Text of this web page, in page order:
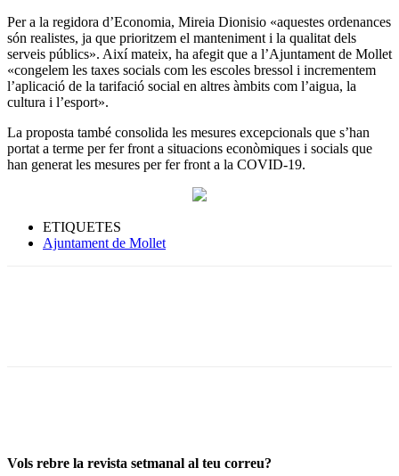
Per a la regidora d’Economia, Mireia Dionisio «aquestes ordenances
són realistes, ja que prioritzem el manteniment i la qualitat dels
serveis públics». Així mateix, ha afegit que a l’Ajuntament de Mollet
«congelem les taxes socials com les escoles bressol i incrementem
l’aplicació de la tarifació social en altres àmbits com l’aigua, la
cultura i l’esport».
La proposta també consolida les mesures excepcionals que s’han
portat a terme per fer front a situacions econòmiques i socials que
han generat les mesures per fer front a la COVID-19.
ETIQUETES
Ajuntament de Mollet
Vols rebre la revista setmanal al teu correu?